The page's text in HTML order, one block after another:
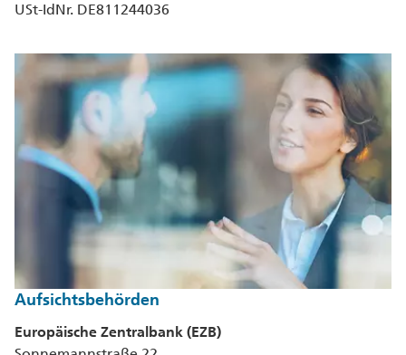
USt-IdNr. DE811244036
Aufsichtsbehörden
Europäische Zentralbank (EZB)